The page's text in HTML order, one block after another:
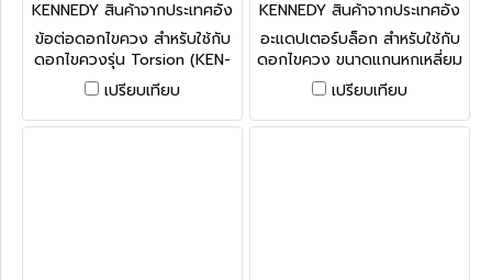
KENNEDY สินค้าจากประเทศอัง
กฤษ KEN-573-8720K
ข้อต่อดอกไขควง สำหรับใช้กับ
ดอกไขควงรุ่น Torsion (KEN-
573-6460K) ขนาดแกนหก
เหลี่ยม 1/4" KENNEDY 60mm
Torsion Quick Magnetic Bit
เปรียบเทียบ
KENNEDY สินค้าจากประเทศอัง
กฤษ KEN-573-8710K
อะแดปเตอร์บล็อก สำหรับใช้กับ
ดอกไขควง ขนาดแกนหกเหลี่ยม
5/16" KENNEDY Screwdriver
Bits: 5/16" Desoutter Shank
Adaptors - Socket Driver
เปรียบเทียบ